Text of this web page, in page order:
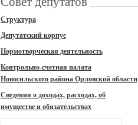
Структура
Депутатский корпус
Нормотворческая деятельность
Контрольно-счетная палата
Новосильского района Орловской области
Сведения о доходах, расходах, об
имуществе и обязательствах